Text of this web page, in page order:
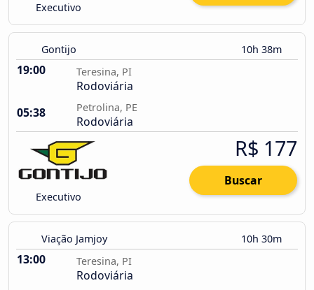
Executivo
Gontijo 10h 38m
19:00 Teresina, PI
Rodoviária
05:38
Petrolina, PE
Rodoviária
Executivo
R$ 177
Buscar
Viação Jamjoy 10h 30m
13:00 Teresina, PI
Rodoviária